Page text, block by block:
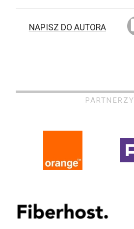
NAPISZ DO AUTORA
PARTNERZY